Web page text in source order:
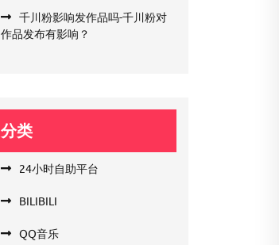
千川粉影响发作品吗-千川粉对
作品发布有影响？
分类
24小时自助平台
BILIBILI
QQ音乐